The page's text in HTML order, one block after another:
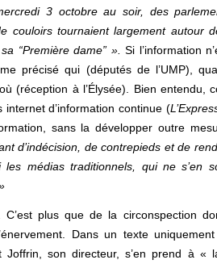
3 octobre au soir, des
couloirs tournaient largement autour
“Première dame” ».Si l’information
précisé qui (députés de l’UMP),
(réception à l’Élysée). Bien entendu,
internet d’information continue (
sans la développer outre
d’indécision, de contrepieds et de
médias traditionnels, qui ne s’en
C’est plus que de la circonspection
Dans un texte
Joffrin, son directeur, s’en prend à «